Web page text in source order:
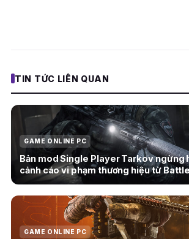
TIN TỨC LIÊN QUAN
GAME ONLINE PC
Bản mod Single Player Tarkov ngừng
cảnh cáo vi phạm thương hiệu từ
GAME ONLINE PC